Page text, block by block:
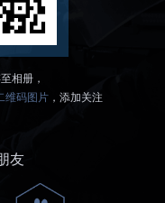
相册，
维码图片 ，添加关注
友